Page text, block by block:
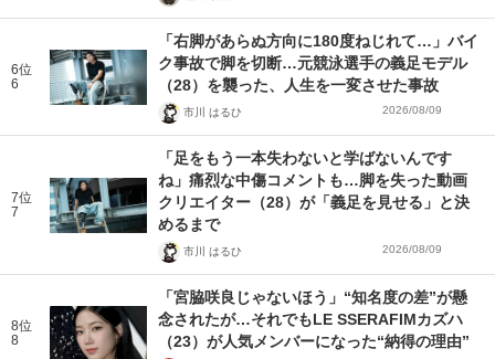
6位
6
「右脚があらぬ方向に180度ねじれて…」バイ
ク事故で脚を切断…元競泳選手の義足モデル
（28）を襲った、人生を一変させた事故
市川 はるひ 2026/08/09
7位
7
「足をもう一本失わないと学ばないんです
ね」痛烈な中傷コメントも…脚を失った動画
クリエイター（28）が「義足を見せる」と決
めるまで
市川 はるひ 2026/08/09
8位
8
「宮脇咲良じゃないほう」“知名度の差”が懸
念されたが…それでもLE SSERAFIMカズハ
（23）が人気メンバーになった“納得の理由”